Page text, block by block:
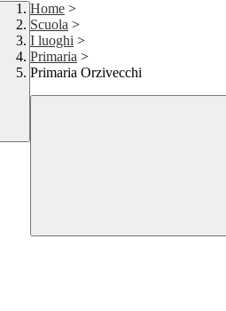
Home >
Scuola >
I luoghi >
Primaria >
Primaria Orzivecchi